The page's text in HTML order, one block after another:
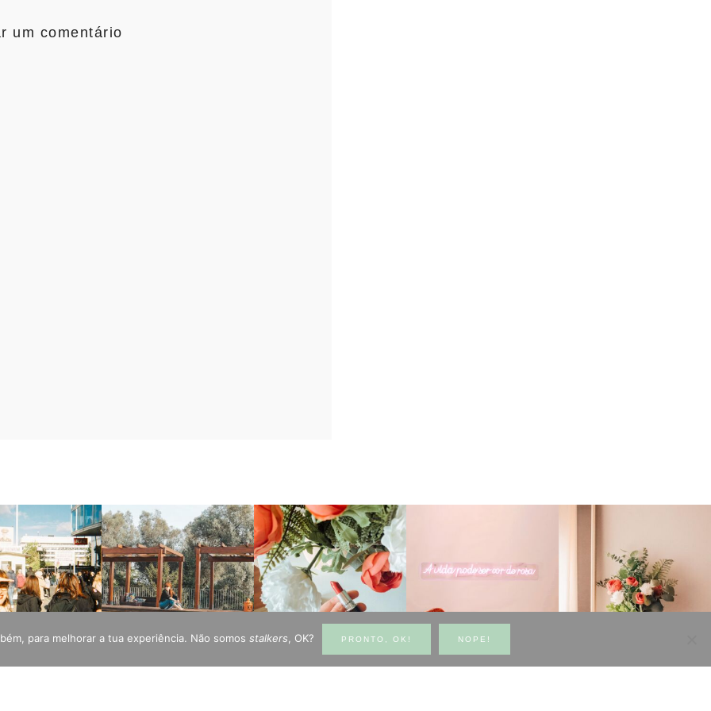
um comentário
para melhorar a tua experiência. Não somos stalkers , OK? PRONTO, OK! NOPE!